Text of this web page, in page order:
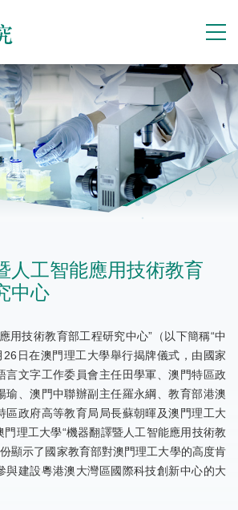
人工智能應用技術教育
中心
用技術教育部工程研究中心”（以下簡稱“中
26日在澳門理工大學舉行揭牌儀式，由國家
言文字工作委員會主任田學軍、澳門特區政
瑜、澳門中聯辦副主任羅永綱、教育部港澳
區政府高等教育局局長蘇朝暉及澳門理工大
理工大學“機器翻譯暨人工智能應用技術教
顯示了國家教育部對澳門理工大學的高度肯
與建設粵港澳大灣區國際科技創新中心的大